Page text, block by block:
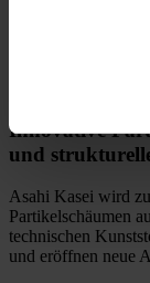
Innovative
und
Asahi Kasei wird
Partikelschäumen
technischen
und eröffnen neue